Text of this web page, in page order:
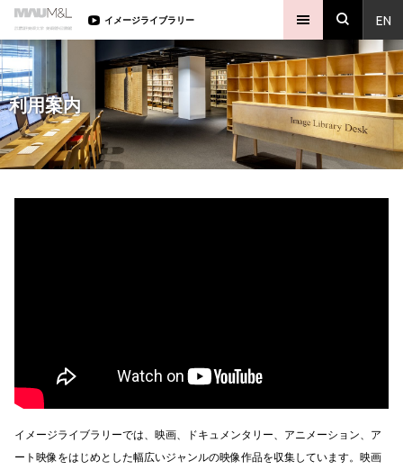
EN
イメージライブラリー
利用案内
イメージライブラリーでは、映画、ドキュメンタリー、アニメーション、ア
ート映像をはじめとした幅広いジャンルの映像作品を収集しています。映画